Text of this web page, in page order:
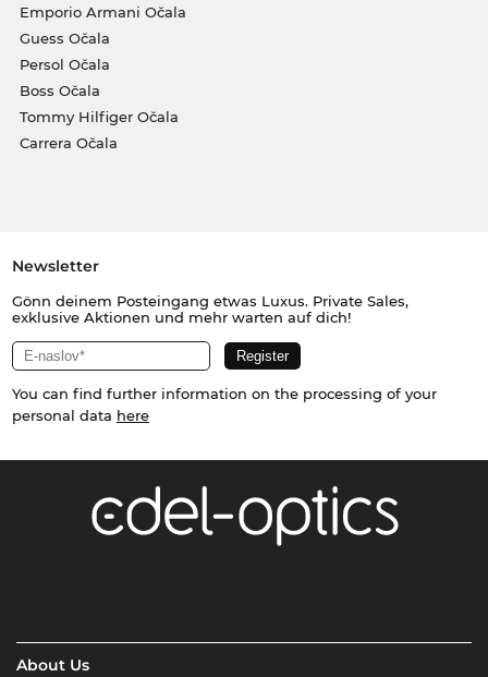
Emporio Armani Očala
Guess Očala
Persol Očala
Boss Očala
Tommy Hilfiger Očala
Carrera Očala
Newsletter
Gönn deinem Posteingang etwas Luxus. Private Sales,
exklusive Aktionen und mehr warten auf dich!
You can find further information on the processing of your
personal data here
About Us